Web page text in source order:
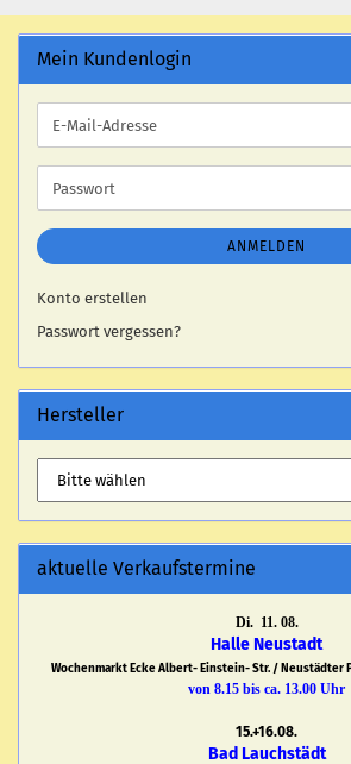
Mein Kundenlogin
E-
Mail-
Adresse
Passwort
ANMELDEN
Konto erstellen
Passwort vergessen?
Hersteller
aktuelle Verkaufstermine
Di. 11. 08.
Halle Neustadt
Wochenmarkt Ecke Albert- Einstein- Str. / Neustädter
von 8.15 bis ca. 13.00 Uhr
15.+16.08.
Bad Lauchstädt